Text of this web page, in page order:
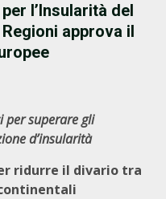
l’Insularità del
approva il
superare gli
d’insularità
ridurre il divario tra